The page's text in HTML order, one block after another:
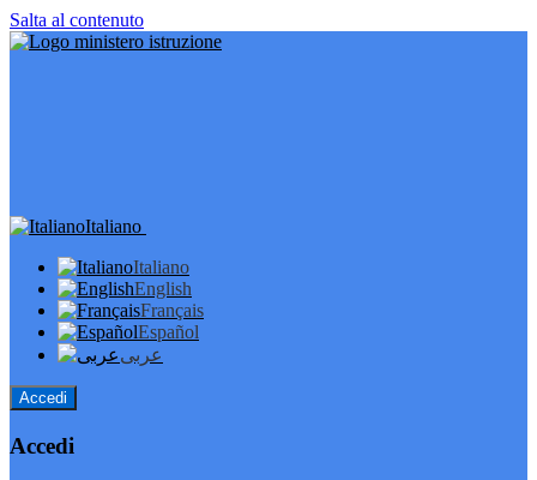
Salta al contenuto
Italiano
Italiano
English
Français
Español
عربى
Accedi
Accedi